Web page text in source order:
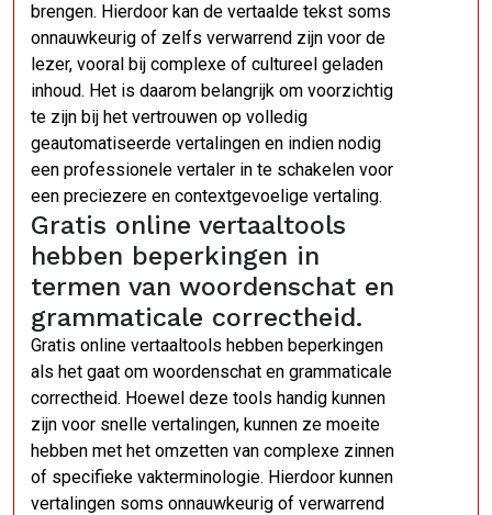
brengen. Hierdoor kan de vertaalde tekst soms
onnauwkeurig of zelfs verwarrend zijn voor de
lezer, vooral bij complexe of cultureel geladen
inhoud. Het is daarom belangrijk om voorzichtig
te zijn bij het vertrouwen op volledig
geautomatiseerde vertalingen en indien nodig
een professionele vertaler in te schakelen voor
een preciezere en contextgevoelige vertaling.
Gratis online vertaaltools
hebben beperkingen in
termen van woordenschat en
grammaticale correctheid.
Gratis online vertaaltools hebben beperkingen
als het gaat om woordenschat en grammaticale
correctheid. Hoewel deze tools handig kunnen
zijn voor snelle vertalingen, kunnen ze moeite
hebben met het omzetten van complexe zinnen
of specifieke vakterminologie. Hierdoor kunnen
vertalingen soms onnauwkeurig of verwarrend